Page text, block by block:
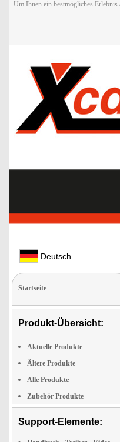
Um Ihnen ein bestmögliches
Deutsch
Startseite
Produkt-Übersicht:
Aktuelle Produkte
Ältere Produkte
Alle Produkte
Zubehör Produkte
Support-Elemente: